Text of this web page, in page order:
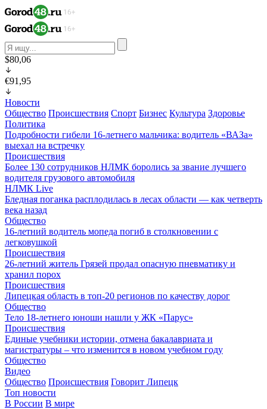
$80,06
€91,95
Новости
Общество Происшествия Спорт Бизнес Культура Здоровье
Политика
Подробности гибели 16-летнего мальчика: водитель «ВАЗа»
выехал на встречку
Происшествия
Более 130 сотрудников НЛМК боролись за звание лучшего
водителя грузового автомобиля
НЛМК Live
Бледная поганка расплодилась в лесах области — как четверть
века назад
Общество
16-летний водитель мопеда погиб в столкновении с
легковушкой
Происшествия
26-летний житель Грязей продал опасную пневматику и
хранил порох
Происшествия
Липецкая область в топ-20 регионов по качеству дорог
Общество
Тело 18-летнего юноши нашли у ЖК «Парус»
Происшествия
Единые учебники истории, отмена бакалавриата и
магистратуры – что изменится в новом учебном году
Общество
Видео
Общество Происшествия Говорит Липецк
Топ новости
В России В мире